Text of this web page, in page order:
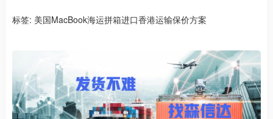
标签: 美国MacBook海运拼箱进口香港运输保价方案